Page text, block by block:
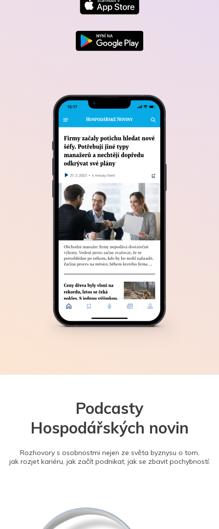
Podcasty
Hospodářských novin
Rozhovory s osobnostmi nejen ze světa byznysu o tom,
jak rozjet kariéru, jak začít podnikat, jak se zbavit pochybností.